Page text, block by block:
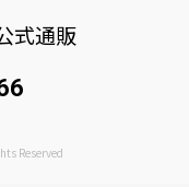
式通販
Reserved